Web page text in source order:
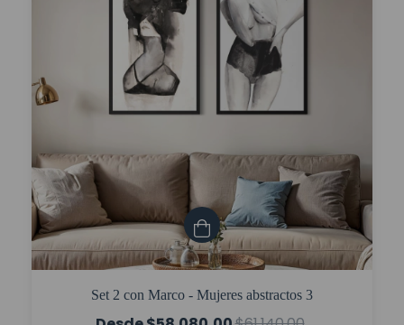
Set 2 con Marco - Mujeres abstractos 3